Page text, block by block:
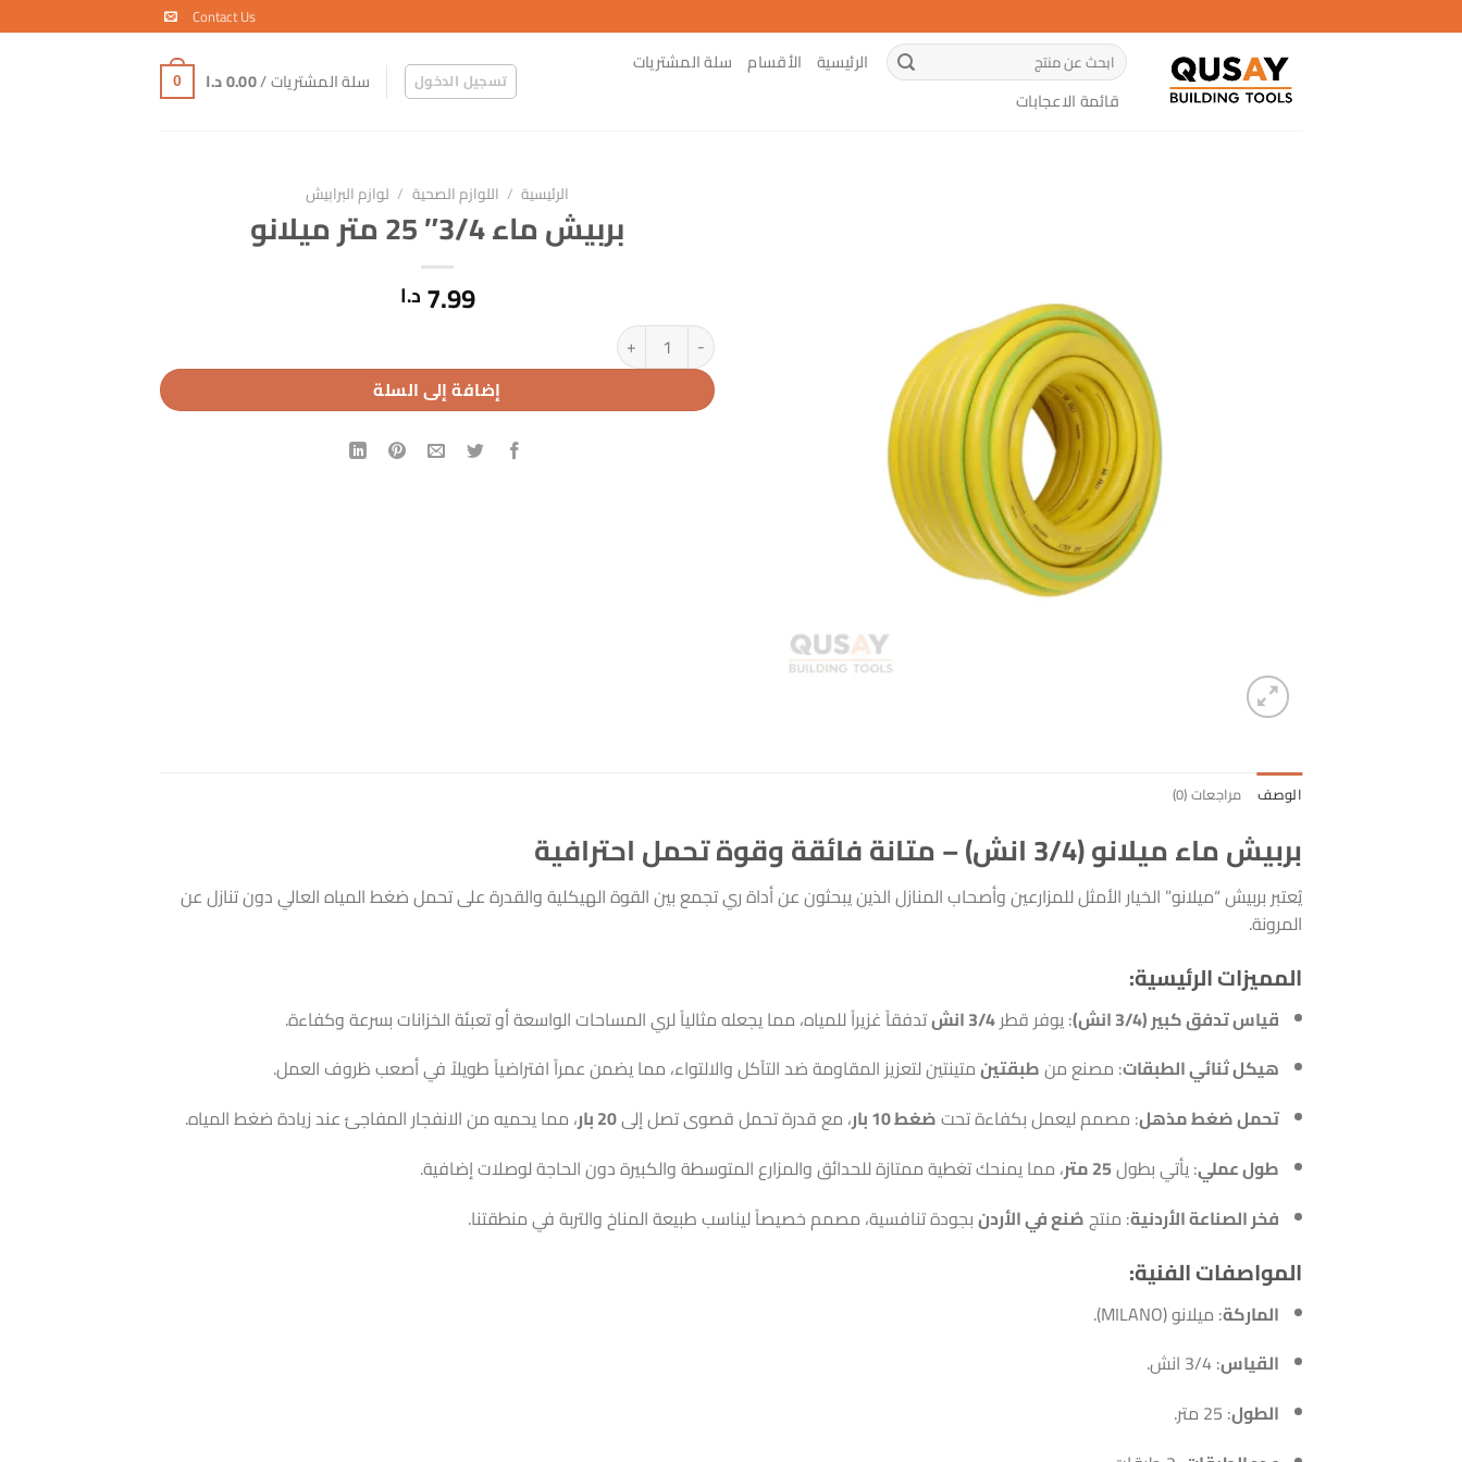
للمحتوى
Contact Us
البحث
عن:
الرئيسية الأقسام سلة المشتريات
قائمة الاعجابات
تسجيل الدخول سلة المشتريات /0.00د.ا 0
الرئيسية / اللوازم الصحية / لوازم البرابيش
بربيش ماء 3/4″ 25 متر ميلانو
7.99 د.ا
كمية بربيش ماء 3/4" 25 متر ميلانو
إضافة إلى السلة
الوصف مراجعات (0)
بربيش ماء ميلانو (3/4 انش) – متانة فائقة وقوة تحمل احترافية
يُعتبر بربيش “ميلانو” الخيار الأمثل للمزارعين وأصحاب المنازل الذين يبحثون عن أداة ري تجمع بين القوة الهيكلية والقدرة على تحمل ضغط المياه العالي دون تنازل عن
المرونة.
المميزات الرئيسية:
قياس تدفق كبير (3/4 انش) : يوفر قطر3/4 انش
تدفقاً غزيراً للمياه، مما يجعله مثالياً لري المساحات الواسعة أو تعبئة الخزانات بسرعة وكفاءة.
هيكل ثنائي الطبقات: مصنع منطبقتينمتينتين لتعزيز المقاومة ضد التآكل والالتواء، مما يضمن عمراً افتراضياً طويلاً في أصعب ظروف العمل.
تحمل ضغط مذهل: مصمم ليعمل بكفاءة تحتضغط 10 بار ، مع قدرة تحمل قصوى تصل إلى20 بار
، مما يحميه من الانفجار المفاجئ عند زيادة ضغط المياه.
طول عملي: يأتي بطول25 متر
، مما يمنحك تغطية ممتازة للحدائق والمزارع المتوسطة والكبيرة دون الحاجة لوصلات إضافية.
فخر الصناعة الأردنية: منتجصُنع في الأردنبجودة تنافسية، مصمم خصيصاً ليناسب طبيعة المناخ والتربة في منطقتنا.
المواصفات الفنية:
الماركة: ميلانو (MILANO).
القياس: 3/4 انش.
الطول: 25 متر.